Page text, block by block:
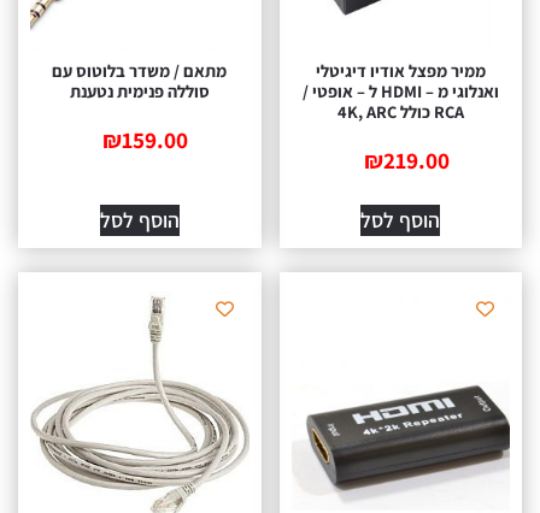
מפצל אודיו דיגיטלי
ואנלוגי מ – HDMI ל – אופטי /
₪219.00
הוסף לסל
מתאם / משדר בלוטוס עם
סוללה פנימית נטענת
₪159.00
הוסף לסל